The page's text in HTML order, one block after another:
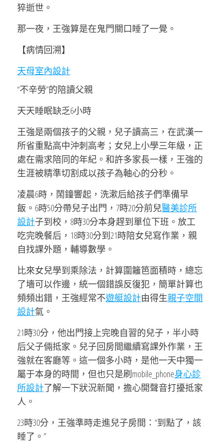
猝逝世。
那一夜，王強算是在鬼門關口睡了一覺。
【病情回溯】
天母室內設計
“不辛勞”的陪讀父親
天天睡眠缺乏6小時
王強是兩個孩子的父親，兒子讀高三，在武漢一
所省重點高中沖刺高考；女兒上小學三年級，正
處在需求陪同的年紀。和許多家長一樣，王強的
生涯被精準切割成以孩子為軸心的分秒。
凌晨6時，鬧鐘響起，洗漱后給孩子們準備早
飯。6時50分帶兒子出門，7時20分前兒醫美診所
設計子到校，8時30分本身趕到單位下班。放工
吃完晚餐后，18時30分到21時陪女兒寫作業，親
自找課外題，輔導數學。
比來女兒學到乘除法，計算圍籬笆面積時，總忘
了墻可以作邊，統一個錯誤反復犯，簡單計算也
頻頻出錯，王強經常不遊艇設計由得生親子空間
設計氣。
21時30分，他出門接上完晚自習的兒子，半小時
后父子倆抵家。兒子回房間繼續寫課外作業，王
強就在客廳等。這一個多小時，是他一天中獨一
屬于本身的時間，但也只是刷mobile_phone身心診
所設計了解一下狀況新聞，擔心開聲音打擾抵家
人。
23時30分，王強準時走進兒子房間：“到點了，該
睡了。”